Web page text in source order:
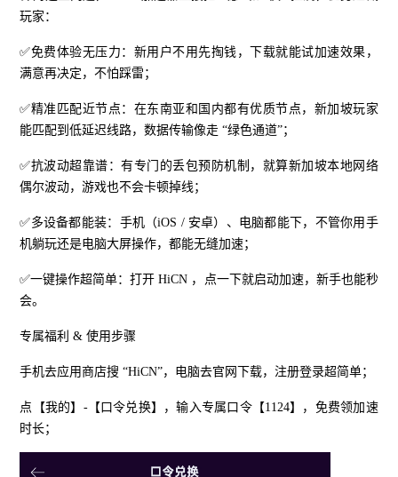
玩家：
✅免费体验无压力：新用户不用先掏钱，下载就能试加速效果，
满意再决定，不怕踩雷；
✅精准匹配近节点：在东南亚和国内都有优质节点，新加坡玩家
能匹配到低延迟线路，数据传输像走 “绿色通道”；
✅抗波动超靠谱：有专门的丢包预防机制，就算新加坡本地网络
偶尔波动，游戏也不会卡顿掉线；
✅多设备都能装：手机（iOS / 安卓）、电脑都能下，不管你用手
机躺玩还是电脑大屏操作，都能无缝加速；
✅一键操作超简单：打开 HiCN ，点一下就启动加速，新手也能秒
会。
专属福利 & 使用步骤
手机去应用商店搜 “HiCN”，电脑去官网下载，注册登录超简单；
点【我的】-【口令兑换】，输入专属口令【1124】，免费领加速
时长；